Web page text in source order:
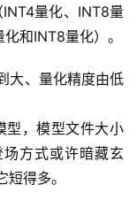
量化、INT8量
和INT8量化）。
大、量化精度由低
型，模型文件大小
场方式或许暗藏玄
得多。